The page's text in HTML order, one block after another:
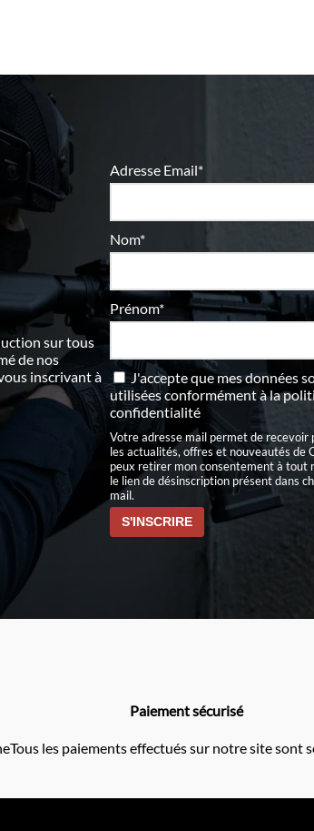
sur tous
de nos
inscrivant à
Adresse Email*
Nom*
Prénom*
J'accepte que mes données
utilisées conformément àla
confidentialité
Votre adresse mail permet de recevoir
les actualités, offres et nouveautés de
peux retirer mon consentement à tout
le lien de désinscription présent dans
mail.
Paiement sécurisé
Tous les paiements effectués sur notre site sont